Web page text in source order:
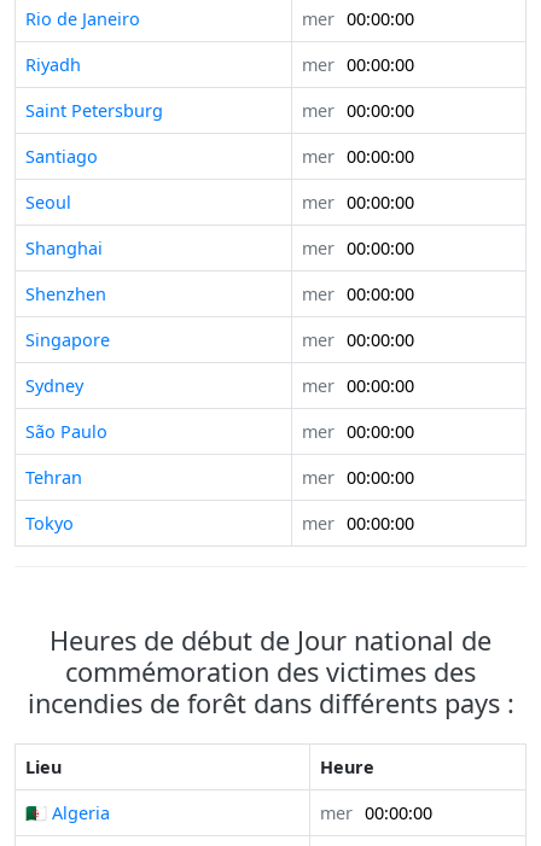
Rio de Janeiro mer 00:00:00
Riyadh
mer 00:00:00
Saint Petersburg
mer 00:00:00
Santiago
mer 00:00:00
Seoul
mer 00:00:00
Shanghai
mer 00:00:00
Shenzhen
mer 00:00:00
Singapore
mer 00:00:00
Sydney
mer 00:00:00
São Paulo
mer 00:00:00
Tehran
mer 00:00:00
Tokyo
mer 00:00:00
Heures de début de Jour national de
commémoration des victimes des
incendies de forêt dans différents pays :
Lieu
Heure
🇩🇿 Algeria
mer 00:00:00